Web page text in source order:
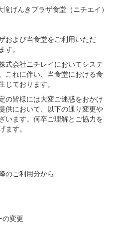
滝げんきプラザ食堂（ニチエイ）
および当食堂をご利用いただ
。
式会社ニチレイにおいてシステ
これに伴い、当食堂における食
ております。
の皆様には大変ご迷惑をおかけ
供において、以下の通り変更や
います。何卒ご理解とご協力を
す。
のご利用分から
変更